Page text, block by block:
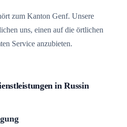
zum Kanton Genf. Unsere
uns, einen auf die örtlichen
Service anzubieten.
in Russin